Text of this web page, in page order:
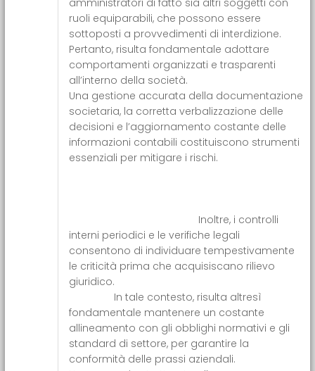
amministratori di fatto sia altri soggetti con
ruoli equiparabili, che possono essere
sottoposti a provvedimenti di interdizione.
Pertanto, risulta fondamentale adottare
comportamenti organizzati e trasparenti
all’interno della società.
Una gestione accurata della documentazione
societaria, la corretta verbalizzazione delle
decisioni e l’aggiornamento costante delle
informazioni contabili costituiscono strumenti
essenziali per mitigare i rischi.
Inoltre, i controlli
interni periodici e le verifiche legali
consentono di individuare tempestivamente
le criticità prima che acquisiscano rilievo
giuridico.
In tale contesto, risulta altresì
fondamentale mantenere un costante
allineamento con gli obblighi normativi e gli
standard di settore, per garantire la
conformità delle prassi aziendali.